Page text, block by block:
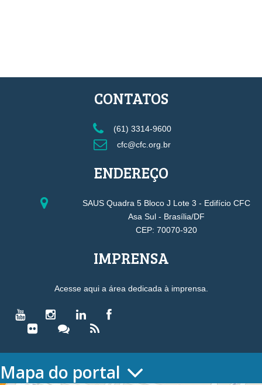
CONTATOS
(61) 3314-9600
cfc@cfc.org.br
ENDEREÇO
SAUS Quadra 5 Bloco J Lote 3 - Edifício CFC
Asa Sul - Brasília/DF
CEP: 70070-920
IMPRENSA
Acesse aqui a área dedicada à imprensa.
Mapa do portal